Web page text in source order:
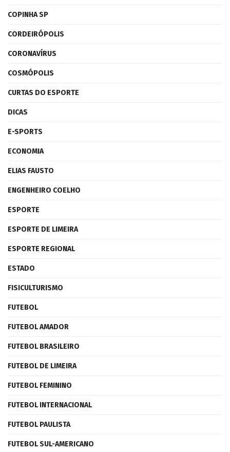
COPINHA SP
CORDEIRÓPOLIS
CORONAVÍRUS
COSMÓPOLIS
CURTAS DO ESPORTE
DICAS
E-SPORTS
ECONOMIA
ELIAS FAUSTO
ENGENHEIRO COELHO
ESPORTE
ESPORTE DE LIMEIRA
ESPORTE REGIONAL
ESTADO
FISICULTURISMO
FUTEBOL
FUTEBOL AMADOR
FUTEBOL BRASILEIRO
FUTEBOL DE LIMEIRA
FUTEBOL FEMININO
FUTEBOL INTERNACIONAL
FUTEBOL PAULISTA
FUTEBOL SUL-AMERICANO